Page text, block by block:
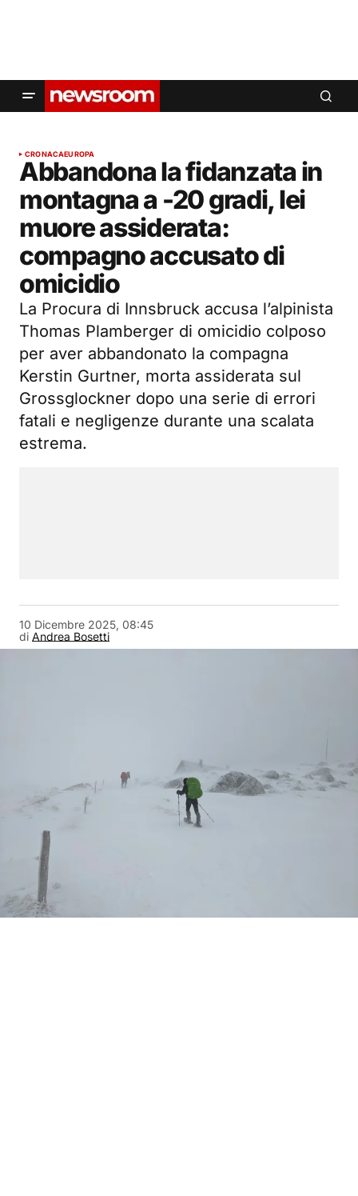
CRONACAEUROPA
Abbandona la fidanzata in
montagna a -20 gradi, lei
muore assiderata:
compagno accusato di
omicidio
La Procura di Innsbruck accusa l’alpinista
Thomas Plamberger di omicidio colposo
per aver abbandonato la compagna
Kerstin Gurtner, morta assiderata sul
Grossglockner dopo una serie di errori
fatali e negligenze durante una scalata
estrema.
di Andrea Bosetti
10 Dicembre 2025, 08:45